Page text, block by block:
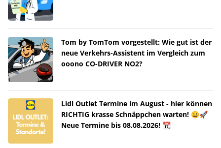
Tom by TomTom vorgestellt: Wie gut ist der
neue Verkehrs-Assistent im Vergleich zum
ooono CO-DRIVER NO2?
Lidl Outlet Termine im August - hier können
RICHTIG krasse Schnäppchen warten! 😀🚀
Neue Termine bis 08.08.2026! 📆